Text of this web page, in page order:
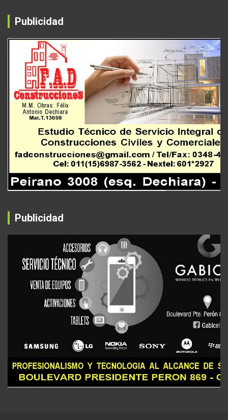
Publicidad
Publicidad